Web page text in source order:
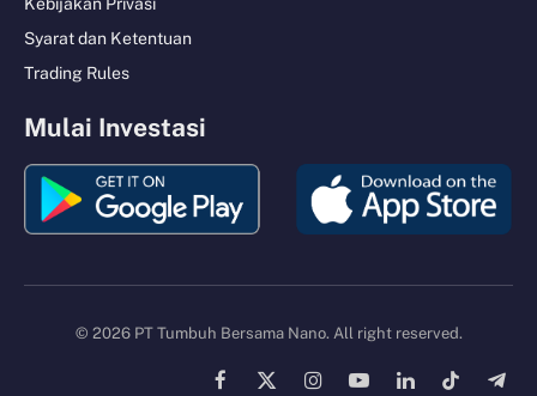
Kebijakan Privasi
Syarat dan Ketentuan
Trading Rules
Mulai Investasi
© 2026 PT Tumbuh Bersama Nano. All right reserved.
Facebook
X InstagramYouTubeLinkedInTikTok